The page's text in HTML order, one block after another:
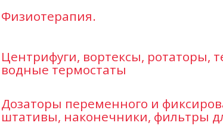
Физиотерапия.
Центрифуги, вортексы, ротаторы,
водные термостаты
Дозаторы переменного и
штативы, наконечники, фильтры